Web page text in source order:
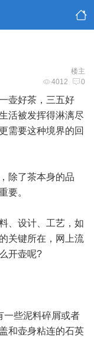
楼主
4012 0
壶好茶，三五好
活被发挥得淋漓尽
需要这种境界的回
除了茶本身的品
要。
设计、工艺，如
关键所在，网上流
开壶呢?
些泥料碎屑或者
和壶身粘连的石英